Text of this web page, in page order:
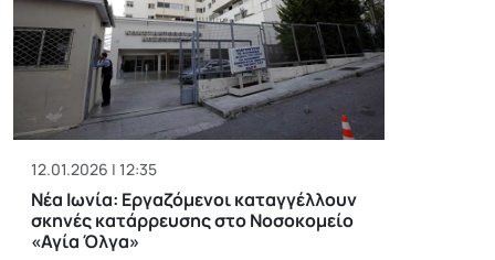
12.01.2026 | 12:35
Νέα Ιωνία: Εργαζόμενοι καταγγέλλουν
σκηνές κατάρρευσης στο Νοσοκομείο
«Αγία Όλγα»